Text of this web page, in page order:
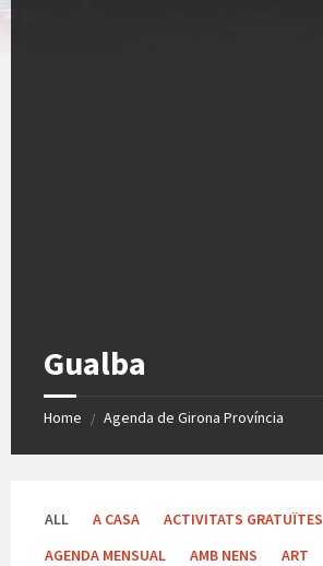
Gualba
Home / Agenda de Girona Província
ALL A CASA
ACTIVITATS GRATUÏTES
AGENDA MENSUAL
AMB NENS ART